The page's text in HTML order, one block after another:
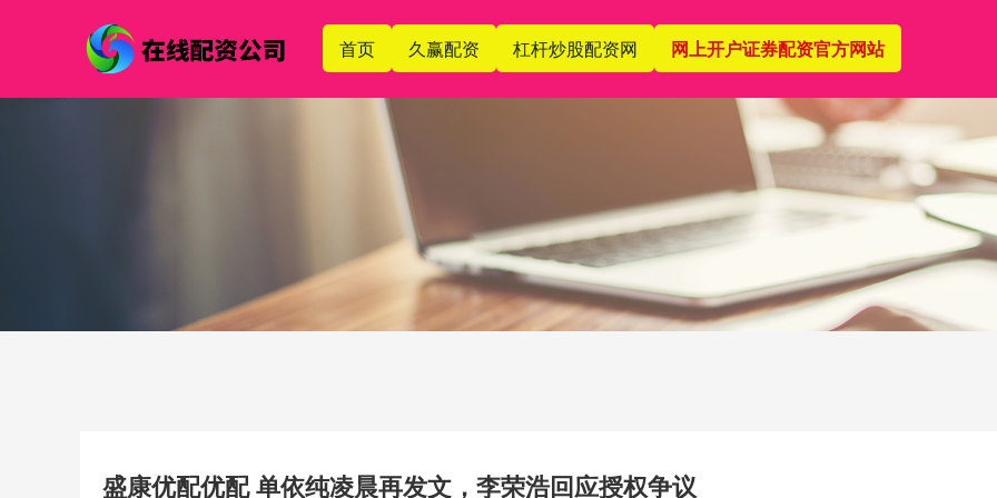
首页 久赢配资 杠杆炒股配资网 网上开户证券配资官方网站
盛康优配优配 单依纯凌晨再发文，李荣浩回应授权争议